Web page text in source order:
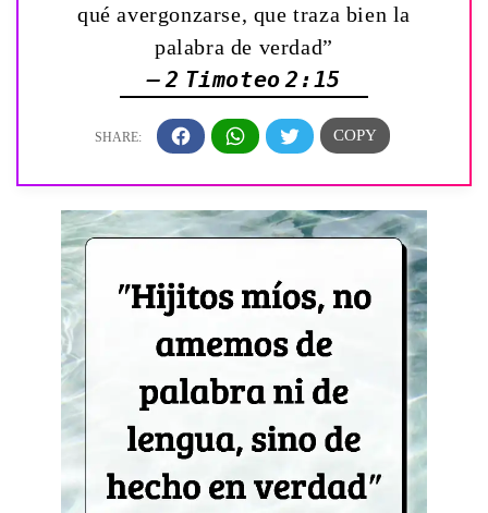
qué avergonzarse, que traza bien la
palabra de verdad”
— 2 Timoteo 2:15